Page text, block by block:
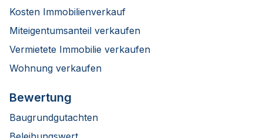
Kosten Immobilienverkauf
Miteigentumsanteil verkaufen
Vermietete Immobilie verkaufen
Wohnung verkaufen
Bewertung
Baugrundgutachten